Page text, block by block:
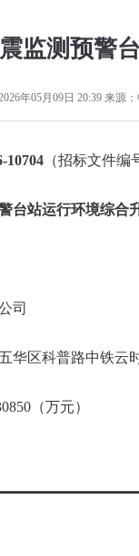
监测预警
年05月09日 20:39来源：
10704 （招标文件编
台站运行环境综合
司
华区科普路中铁云
（万元）